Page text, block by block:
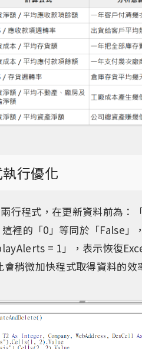
行優化
行程式，在更新資料前為
裡的「0」等同於「False」
= 1」，表示恢復
稍微加快程式取得資料的效